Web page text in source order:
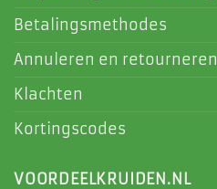
Betalingsmethodes
Annuleren en retourneren
Klachten
Kortingscodes
VOORDEELKRUIDEN.NL